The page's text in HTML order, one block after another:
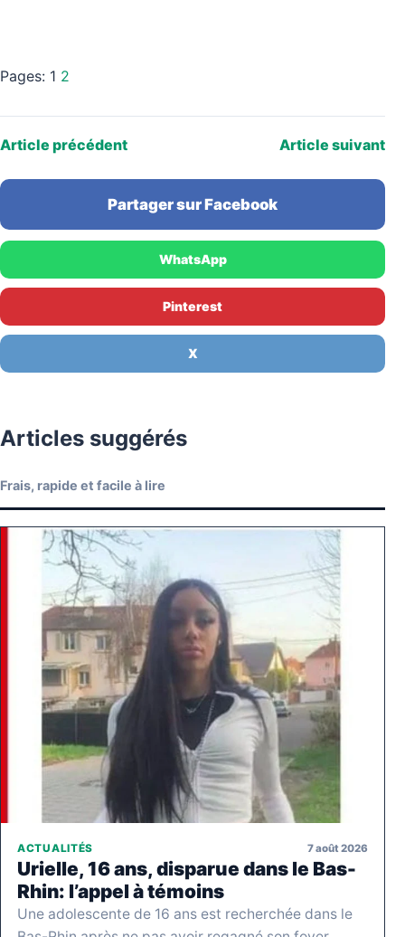
Pages: 1 2
Article précédent Article suivant
Partager sur Facebook
WhatsApp
Pinterest
X
Articles suggérés
Frais, rapide et facile à lire
ACTUALITÉS 7 août 2026
Urielle, 16 ans, disparue dans le Bas-
Rhin: l’appel à témoins
Une adolescente de 16 ans est recherchée dans le